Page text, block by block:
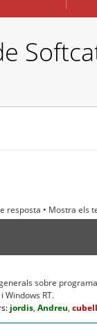
resposta • Mostra els
sobre
Windows RT.
jordis, Andreu,